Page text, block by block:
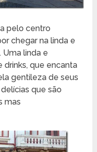
pelo centro
chegar na linda e
. Uma linda e
drinks, que encanta
gentileza de seus
que são
mas